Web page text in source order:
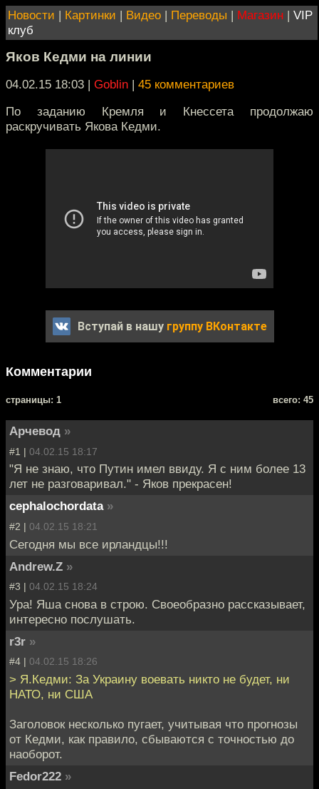
Новости | Картинки | Видео | Переводы | Магазин | VIP
клуб
Яков Кедми на линии
04.02.15 18:03 | Goblin | 45 комментариев
По заданию Кремля и Кнессета продолжаю
раскручивать Якова Кедми.
Вступай в нашу группу ВКонтакте
Комментарии
cтраницы: 1 всего: 45
Арчевод »
#1 | 04.02.15 18:17
"Я не знаю, что Путин имел ввиду. Я с ним более 13
лет не разговаривал." - Яков прекрасен!
cephalochordata »
#2 | 04.02.15 18:21
Сегодня мы все ирландцы!!!
Andrew.Z »
#3 | 04.02.15 18:24
Ура! Яша снова в строю. Своеобразно рассказывает,
интересно послушать.
r3r »
#4 | 04.02.15 18:26
> Я.Кедми: За Украину воевать никто не будет, ни
НАТО, ни США
Заголовок несколько пугает, учитывая что прогнозы
от Кедми, как правило, сбываются с точностью до
наоборот.
Fedor222 »